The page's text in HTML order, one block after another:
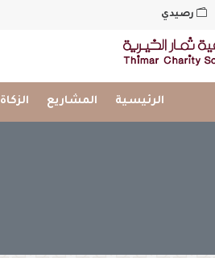
رصيدي
شعار
الرئيسية المشاريع الزكاة